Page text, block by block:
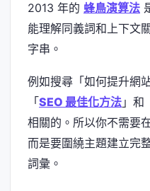
2013 年的 蜂鳥演算法
能理解同義詞和上下文
字串。
例如搜尋「如何提升網
「 SEO 最佳化方法 」和
相關的。所以你不需要
而是要圍繞主題建立完
詞彙。